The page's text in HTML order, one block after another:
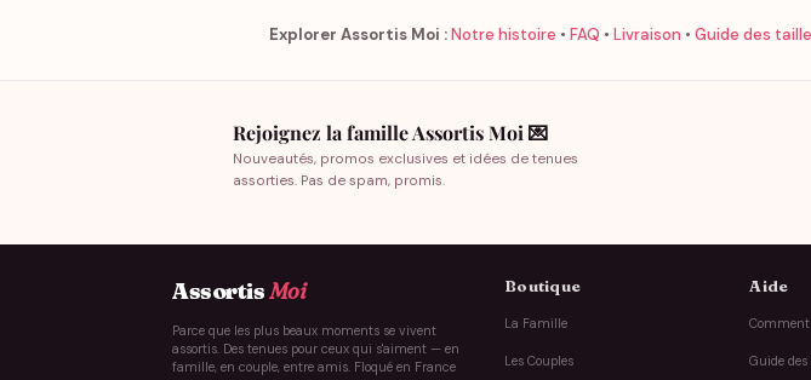
Explorer Assortis Moi :Notre histoire • FAQ • Livraison • Guide des
Rejoignez la famille Assortis Moi 💌
Nouveautés, promos exclusives et idées de tenues
assorties. Pas de spam, promis.
AssortisMoi
Parce que les plus beaux moments se vivent
assortis. Des tenues pour ceux qui s'aiment — en
famille, en couple, entre amis. Floqué en France
Boutique
La Famille
Les Couples
Aide
Guide